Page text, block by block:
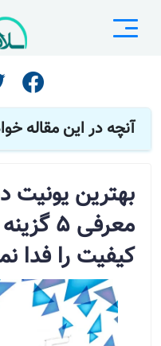
صفحه اصلی
دندانپزشکی
بهترین یونیت دندانپزشکی ارزان : معرفی 5 گزینه اقتصادی که کیفیت را
آنچه در این مقاله
بهترین یونیت
معرفی
کیفیت را فدا